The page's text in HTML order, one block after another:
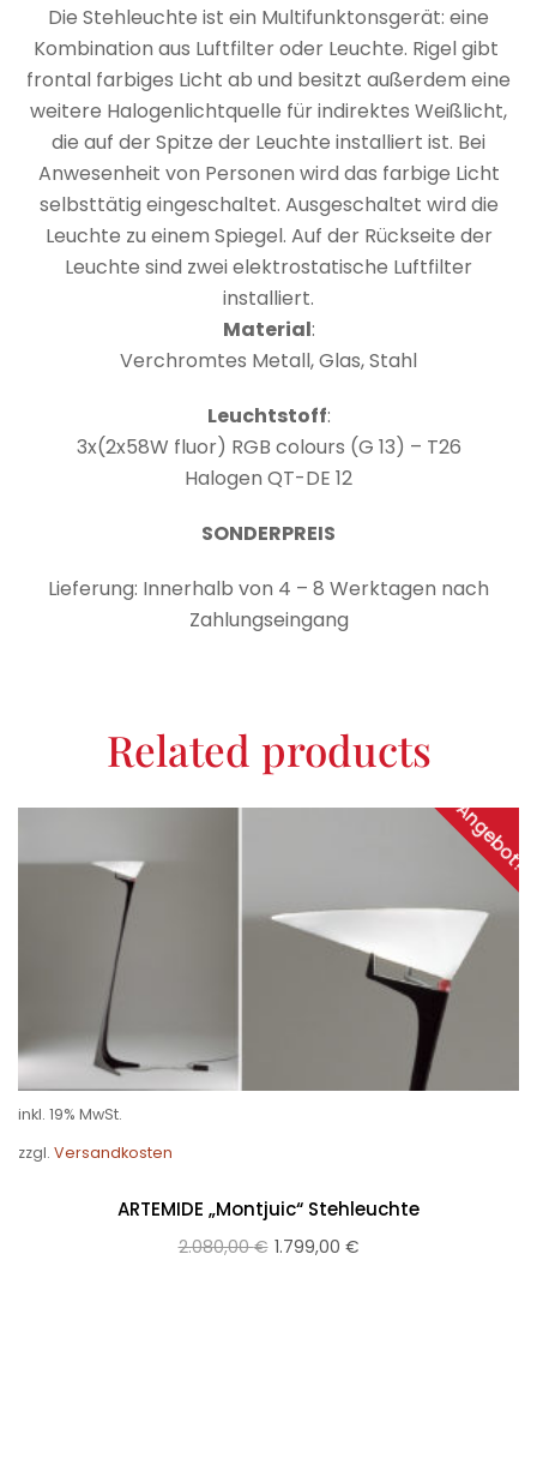
Die Stehleuchte ist ein Multifunktonsgerät: eine
Kombination aus Luftfilter oder Leuchte. Rigel gibt
frontal farbiges Licht ab und besitzt außerdem eine
weitere Halogenlichtquelle für indirektes Weißlicht,
die auf der Spitze der Leuchte installiert ist. Bei
Anwesenheit von Personen wird das farbige Licht
selbsttätig eingeschaltet. Ausgeschaltet wird die
Leuchte zu einem Spiegel. Auf der Rückseite der
Leuchte sind zwei elektrostatische Luftfilter
installiert.
Material:
Verchromtes Metall, Glas, Stahl
Leuchtstoff:
3x(2x58W fluor) RGB colours (G 13) – T26
Halogen QT-DE 12
SONDERPREIS
Lieferung: Innerhalb von 4 – 8 Werktagen nach
Zahlungseingang
Related products
Angebot!
inkl. 19% MwSt.
zzgl. Versandkosten
ARTEMIDE „Montjuic“ Stehleuchte
2.080,00€ 1.799,00 €